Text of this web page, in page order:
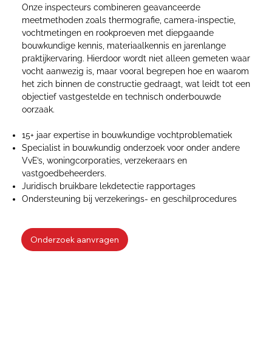
Onze inspecteurs combineren geavanceerde
meetmethoden zoals thermografie, camera-inspectie,
vochtmetingen en rookproeven met diepgaande
bouwkundige kennis, materiaalkennis en jarenlange
praktijkervaring. Hierdoor wordt niet alleen gemeten waar
vocht aanwezig is, maar vooral begrepen hoe en waarom
het zich binnen de constructie gedraagt, wat leidt tot een
objectief vastgestelde en technisch onderbouwde
oorzaak.
15+ jaar expertise in bouwkundige vochtproblematiek
Specialist in bouwkundig onderzoek voor onder andere
VvE’s, woningcorporaties, verzekeraars en
vastgoedbeheerders.
Juridisch bruikbare lekdetectie rapportages
Ondersteuning bij verzekerings- en geschilprocedures
Onderzoek aanvragen